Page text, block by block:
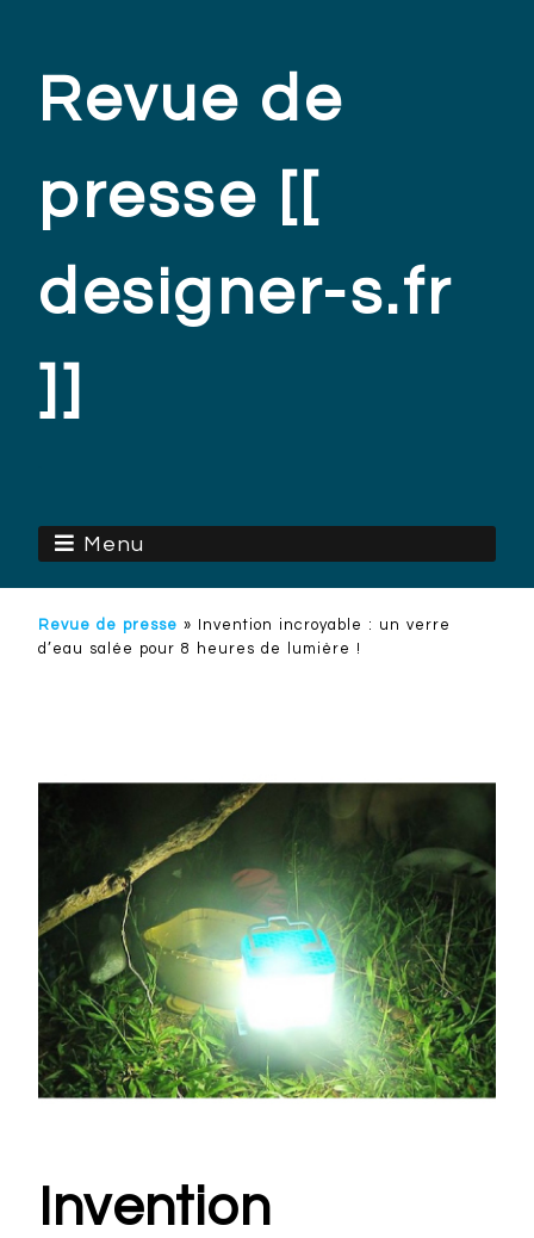
Revue de
presse [[
designer-s.fr
]]
Menu
Revue de presse »
Invention incroyable : un verre
d’eau salée pour 8 heures de lumière !
Invention